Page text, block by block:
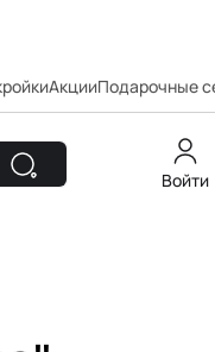
АкцииПодарочные
Войти